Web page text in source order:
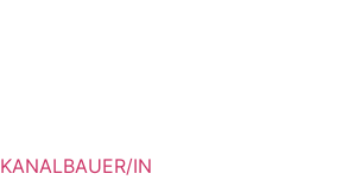
KANALBAUER/IN